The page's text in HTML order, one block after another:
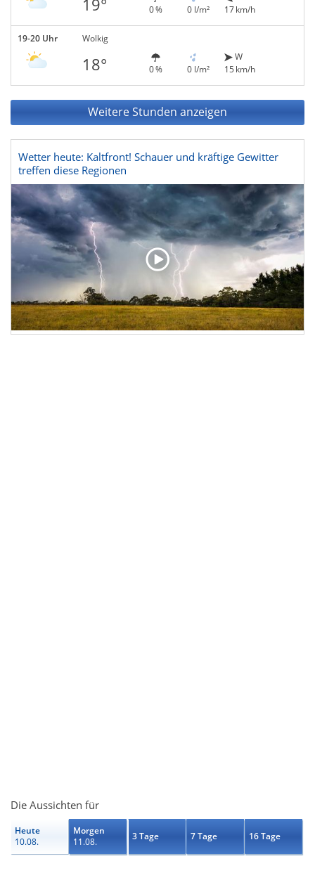
19° 0 % 0 l/m²
17 km/h
19-20 Uhr Wolkig
18° 0 % 0 l/m²
W
15 km/h
Weitere Stunden anzeigen
Wetter heute: Kaltfront! Schauer und kräftige Gewitter
treffen diese Regionen
Die Aussichten für
Heute
10.08.
Morgen
11.08.
3 Tage 7 Tage 16 Tage